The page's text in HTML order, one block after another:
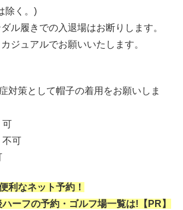
除く。)
ル履きでの入退場はお断りします。
ジュアルでお願いいたします。
対策として帽子の着用をお願いしま
可
不可
利なネット予約！
ーフの予約・ゴルフ場一覧は!【PR】